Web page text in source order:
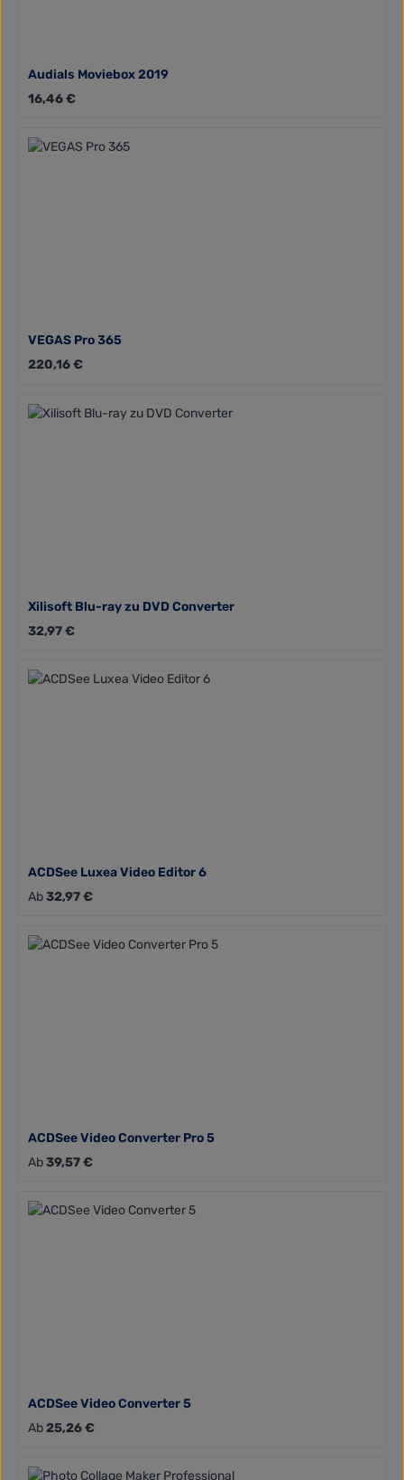
Audials Moviebox 2019
Regulärer Preis:
16,46 €
VEGAS Pro 365
Regulärer Preis:
220,16 €
Xilisoft Blu-ray zu DVD Converter
Regulärer Preis:
32,97 €
ACDSee Luxea Video Editor 6
Regulärer Preis:
Ab32,97 €
ACDSee Video Converter Pro 5
Regulärer Preis:
Ab39,57 €
ACDSee Video Converter 5
Regulärer Preis:
Ab25,26 €